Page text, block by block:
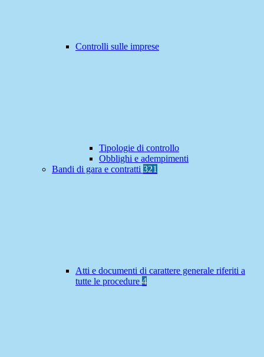
Controlli sulle imprese
Tipologie di controllo
Obblighi e adempimenti
Bandi di gara e contratti 321
Atti e documenti di carattere generale riferiti a
tutte le procedure 4